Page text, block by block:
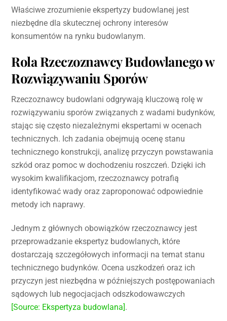
Właściwe zrozumienie ekspertyzy budowlanej jest
niezbędne dla skutecznej ochrony interesów
konsumentów na rynku budowlanym.
Rola Rzeczoznawcy Budowlanego w
Rozwiązywaniu Sporów
Rzeczoznawcy budowlani odgrywają kluczową rolę w
rozwiązywaniu sporów związanych z wadami budynków,
stając się często niezależnymi ekspertami w ocenach
technicznych. Ich zadania obejmują ocenę stanu
technicznego konstrukcji, analizę przyczyn powstawania
szkód oraz pomoc w dochodzeniu roszczeń. Dzięki ich
wysokim kwalifikacjom, rzeczoznawcy potrafią
identyfikować wady oraz zaproponować odpowiednie
metody ich naprawy.
Jednym z głównych obowiązków rzeczoznawcy jest
przeprowadzanie ekspertyz budowlanych, które
dostarczają szczegółowych informacji na temat stanu
technicznego budynków. Ocena uszkodzeń oraz ich
przyczyn jest niezbędna w późniejszych postępowaniach
sądowych lub negocjacjach odszkodowawczych
[Source: Ekspertyza budowlana].